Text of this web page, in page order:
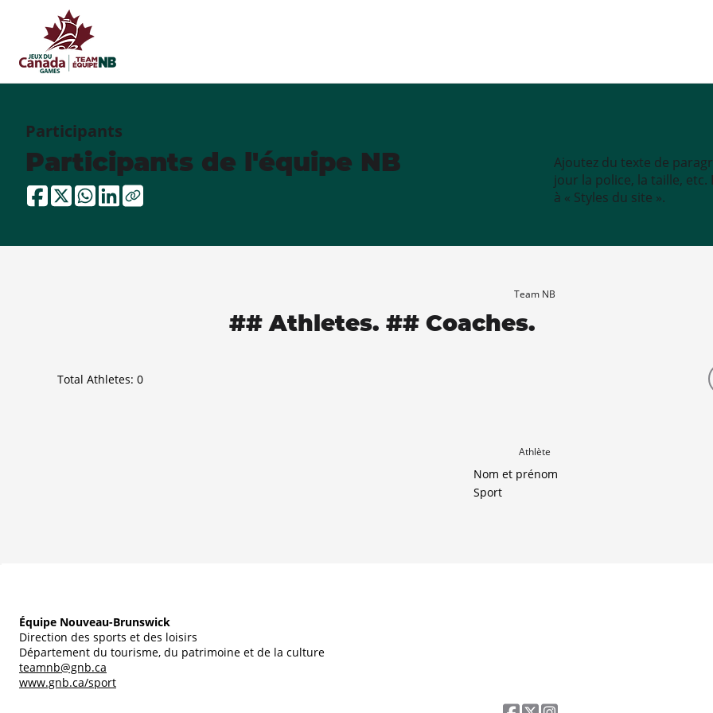
Participants
Participants de l'équipe NB
Ajoutez du texte de
jour la police, la taille,
à « Styles du site ».
Team NB
## Athletes. ## Coaches.
Total Athletes: 0
Athlète
Nom et prénom
Sport
Équipe Nouveau-Brunswick
Direction des sports et des loisirs
Département du tourisme, du patrimoine et de la culture
teamnb@gnb.ca
www.gnb.ca/sport